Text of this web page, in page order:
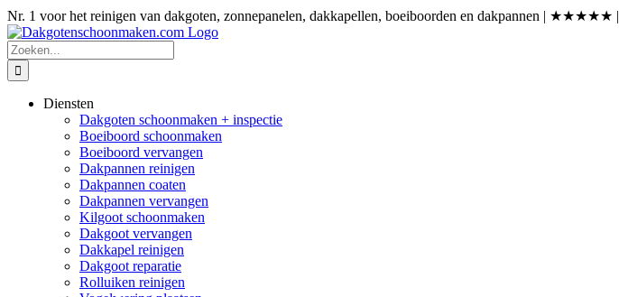
Ga
naar
inhoud
Nr. 1 voor het reinigen van dakgoten, zonnepanelen, dakkapellen, boeiboorden en dakpannen | ★★★★★ |
Zoeken
naar:
Diensten
Dakgoten schoonmaken + inspectie
Boeiboord schoonmaken
Boeiboord vervangen
Dakpannen reinigen
Dakpannen coaten
Dakpannen vervangen
Kilgoot schoonmaken
Dakgoot vervangen
Dakkapel reinigen
Dakgoot reparatie
Rolluiken reinigen